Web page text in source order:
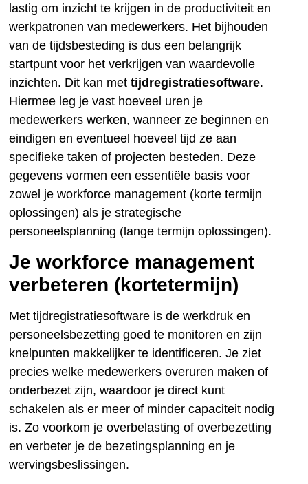
lastig om inzicht te krijgen in de productiviteit en
werkpatronen van medewerkers. Het bijhouden
van de tijdsbesteding is dus een belangrijk
startpunt voor het verkrijgen van waardevolle
inzichten. Dit kan mettijdregistratiesoftware.
Hiermee leg je vast hoeveel uren je
medewerkers werken, wanneer ze beginnen en
eindigen en eventueel hoeveel tijd ze aan
specifieke taken of projecten besteden. Deze
gegevens vormen een essentiële basis voor
zowel je workforce management (korte termijn
oplossingen) als je strategische
personeelsplanning (lange termijn oplossingen).
Je workforce management
verbeteren (kortetermijn)
Met tijdregistratiesoftware is de werkdruk en
personeelsbezetting goed te monitoren en zijn
knelpunten makkelijker te identificeren. Je ziet
precies welke medewerkers overuren maken of
onderbezet zijn, waardoor je direct kunt
schakelen als er meer of minder capaciteit nodig
is. Zo voorkom je overbelasting of overbezetting
en verbeter je de bezetingsplanning en je
wervingsbeslissingen.